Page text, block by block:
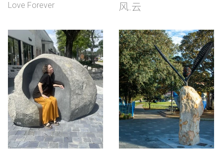
English 中文
Love Forever
风.云